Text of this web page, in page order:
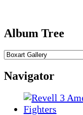
Album Tree
Navigator